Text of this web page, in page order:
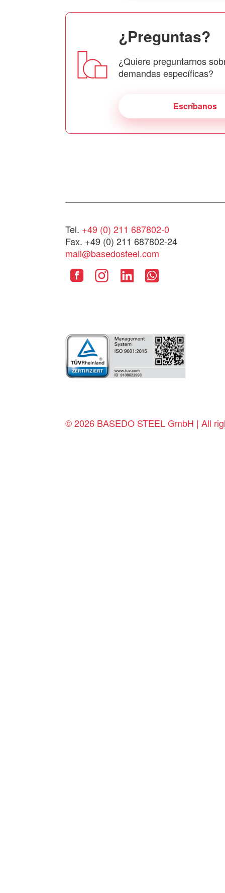
¿Preguntas?
¿Quiere preguntarnos
demandas específicas?
Escríbanos
Tel. +49 (0) 211 687802-0
Fax. +49 (0) 211 687802-24
mail@basedosteel.com
© 2026 BASEDO STEEL GmbH | All